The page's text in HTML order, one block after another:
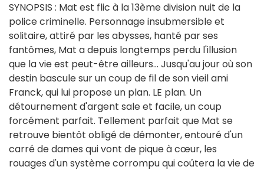
SYNOPSIS : Mat est flic à la 13ème division nuit de la
police criminelle. Personnage insubmersible et
solitaire, attiré par les abysses, hanté par ses
fantômes, Mat a depuis longtemps perdu l'illusion
que la vie est peut-être ailleurs... Jusqu'au jour où son
destin bascule sur un coup de fil de son vieil ami
Franck, qui lui propose un plan. LE plan. Un
détournement d'argent sale et facile, un coup
forcément parfait. Tellement parfait que Mat se
retrouve bientôt obligé de démonter, entouré d'un
carré de dames qui vont de pique à cœur, les
rouages d'un système corrompu qui coûtera la vie de